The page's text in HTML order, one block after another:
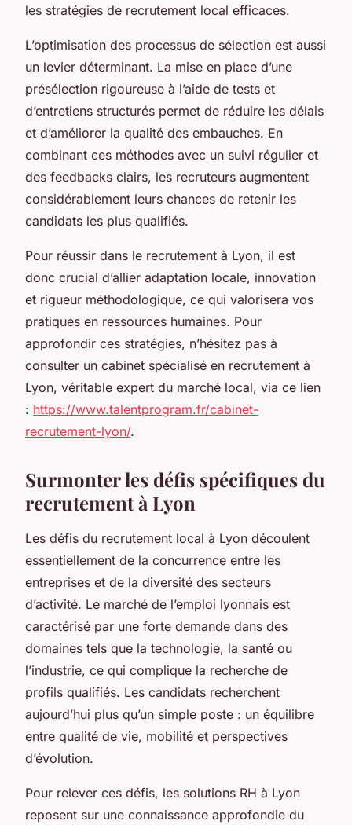
les stratégies de recrutement local efficaces.
L’optimisation des processus de sélection est aussi
un levier déterminant. La mise en place d’une
présélection rigoureuse à l’aide de tests et
d’entretiens structurés permet de réduire les délais
et d’améliorer la qualité des embauches. En
combinant ces méthodes avec un suivi régulier et
des feedbacks clairs, les recruteurs augmentent
considérablement leurs chances de retenir les
candidats les plus qualifiés.
Pour réussir dans le recrutement à Lyon, il est
donc crucial d’allier adaptation locale, innovation
et rigueur méthodologique, ce qui valorisera vos
pratiques en ressources humaines. Pour
approfondir ces stratégies, n’hésitez pas à
consulter un cabinet spécialisé en recrutement à
Lyon, véritable expert du marché local, via ce lien
: https://www.talentprogram.fr/cabinet-
recrutement-lyon/.
Surmonter les défis spécifiques du
recrutement à Lyon
Les défis du recrutement local à Lyon découlent
essentiellement de la concurrence entre les
entreprises et de la diversité des secteurs
d’activité. Le marché de l’emploi lyonnais est
caractérisé par une forte demande dans des
domaines tels que la technologie, la santé ou
l’industrie, ce qui complique la recherche de
profils qualifiés. Les candidats recherchent
aujourd’hui plus qu’un simple poste : un équilibre
entre qualité de vie, mobilité et perspectives
d’évolution.
Pour relever ces défis, les solutions RH à Lyon
reposent sur une connaissance approfondie du